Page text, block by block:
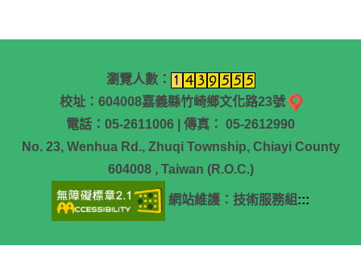
瀏覽人數：
校址：604008嘉義縣竹崎鄉文化路23號
電話：05-2611006 | 傳真： 05-2612990
No. 23, Wenhua Rd., Zhuqi Township, Chiayi County
604008 , Taiwan (R.O.C.)
網站維護：技術服務組 :::